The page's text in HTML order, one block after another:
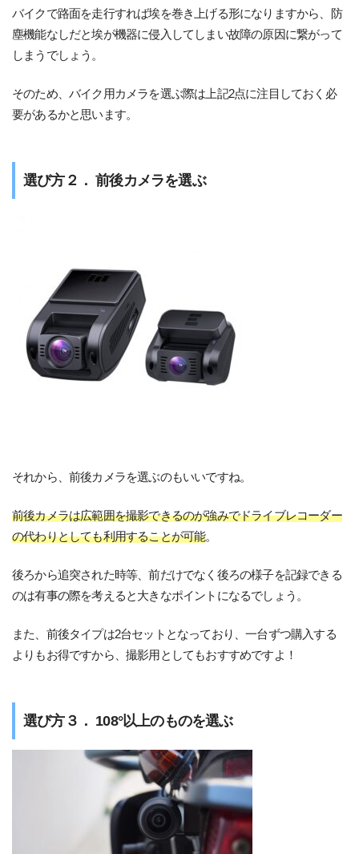
バイクで路面を走行すれば埃を巻き上げる形になりますから、防
塵機能なしだと埃が機器に侵入してしまい故障の原因に繋がって
しまうでしょう。
そのため、バイク用カメラを選ぶ際は上記2点に注目しておく必
要があるかと思います。
選び方２． 前後カメラを選ぶ
それから、前後カメラを選ぶのもいいですね。
前後カメラは広範囲を撮影できるのが強みでドライブレコーダー
の代わりとしても利用することが可能。
後ろから追突された時等、前だけでなく後ろの様子を記録できる
のは有事の際を考えると大きなポイントになるでしょう。
また、前後タイプは2台セットとなっており、一台ずつ購入する
よりもお得ですから、撮影用としてもおすすめですよ！
選び方３． 108°以上のものを選ぶ